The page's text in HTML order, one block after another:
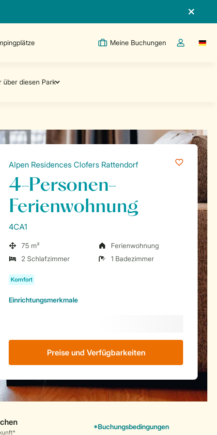
Meine Buchungen
Dropdown-
Alpen Residences Clofers Rattendorf
4-Personen-
Ferienwohnung
4CA1
75 m²
Ferienwohnung
2 Schlafzimmer
1 Badezimmer
Einrichtungsmerkmale
Preise und Verfügbarkeiten